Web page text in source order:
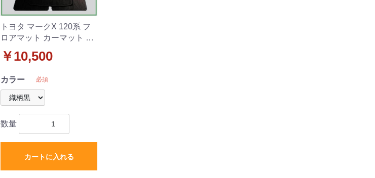
トヨタ マークX 120系 フ
ロアマット カーマット 織
￥10,500
カラー 必須
数量
カートに入れる